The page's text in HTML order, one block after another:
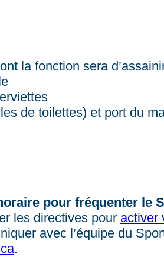
la fonction sera
de toilettes) et port du
pour fréquenter le
les directives pour activer
avec l’équipe du
.